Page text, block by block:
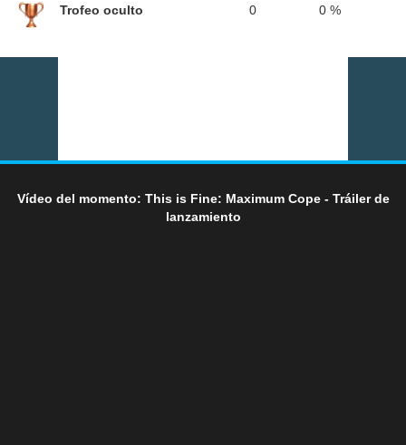
Trofeo oculto 0 0 %
Vídeo del momento: This is Fine: Maximum Cope - Tráiler de
lanzamiento